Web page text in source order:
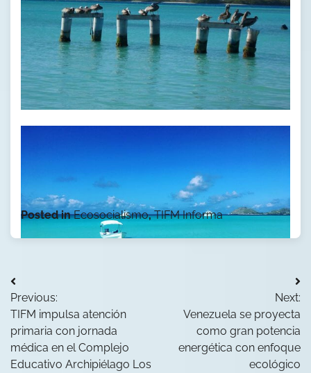
Posted inEcosocialismo,TIFM Informa
Navegación
de
entradas
Previous:
TIFM impulsa atención
primaria con jornada
médica en el Complejo
Educativo Archipiélago Los
Next:
Venezuela se proyecta
como gran potencia
energética con enfoque
ecológico